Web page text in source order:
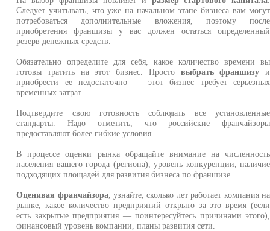
Следует учитывать, что уже на начальном этапе бизнеса вам могут
потребоваться дополнительные вложения, поэтому после
приобретения франшизы у вас должен остаться определенный
резерв денежных средств.
Обязательно определите для себя, какое количество времени вы
готовы тратить на этот бизнес. Просто выбрать франшизу и
приобрести ее недостаточно — этот бизнес требует серьезных
временных затрат.
Подтвердите свою готовность соблюдать все установленные
стандарты. Надо отметить, что российские франчайзоры
предоставляют более гибкие условия.
В процессе оценки рынка обращайте внимание на численность
населения вашего города (региона), уровень конкуренции, наличие
подходящих площадей для развития бизнеса по франшизе.
Оценивая франчайзора , узнайте, сколько лет работает компания на
рынке, какое количество предприятий открыто за это время (если
есть закрытые предприятия — поинтересуйтесь причинами этого),
финансовый уровень компании, планы развития сети.